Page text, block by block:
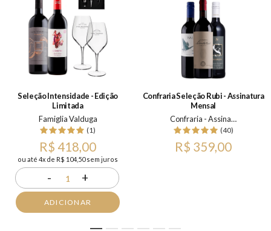
Seleção Intensidade - Edição
Limitada
Famiglia Valduga
(1)
R$ 418,00
ou até 4x de R$ 104,50 sem juros
- 1 +
ADICIONAR
Confraria Seleção Rubi - Assinatura
Mensal
Confraria - Assinatura Mensal
(40)
R$ 359,00